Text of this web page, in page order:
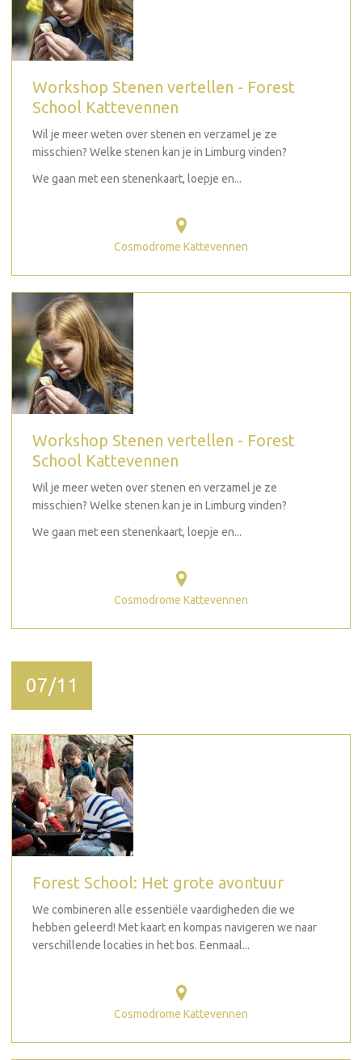
Workshop Stenen vertellen - Forest
School Kattevennen
Wil je meer weten over stenen en verzamel je ze
misschien? Welke stenen kan je in Limburg vinden?
We gaan met een stenenkaart, loepje en...
Cosmodrome Kattevennen
Workshop Stenen vertellen - Forest
School Kattevennen
Wil je meer weten over stenen en verzamel je ze
misschien? Welke stenen kan je in Limburg vinden?
We gaan met een stenenkaart, loepje en...
Cosmodrome Kattevennen
07/11
Forest School: Het grote avontuur
We combineren alle essentiële vaardigheden die we
hebben geleerd! Met kaart en kompas navigeren we naar
verschillende locaties in het bos. Eenmaal...
Cosmodrome Kattevennen